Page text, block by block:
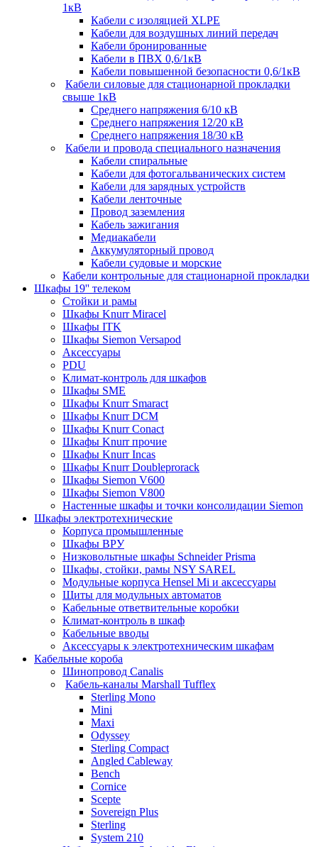
1кВ
Кабели c изоляцией XLPE
Кабели для воздушных линий передач
Кабели бронированные
Кабели в ПВХ 0,6/1кВ
Кабели повышенной безопасности 0,6/1кВ
Кабели силовые для стационарной прокладки
свыше 1кВ
Среднего напряжения 6/10 кВ
Среднего напряжения 12/20 кВ
Среднего напряжения 18/30 кВ
Кабели и провода специального назначения
Кабели спиральные
Кабели для фотогальванических систем
Кабели для зарядных устройств
Кабели ленточные
Провод заземления
Кабель зажигания
Медиакабели
Аккумуляторный провод
Кабели судовые и морские
Кабели контрольные для стационарной прокладки
Шкафы 19'' телеком
Стойки и рамы
Шкафы Knurr Miracel
Шкафы ITK
Шкафы Siemon Versapod
Аксессуары
PDU
Климат-контроль для шкафов
Шкафы SME
Шкафы Knurr Smaract
Шкафы Knurr DCM
Шкафы Knurr Conact
Шкафы Knurr прочие
Шкафы Knurr Incas
Шкафы Knurr Doubleprorack
Шкафы Siemon V600
Шкафы Siemon V800
Настенные шкафы и точки консолидации Siemon
Шкафы электротехнические
Корпуса промышленные
Шкафы ВРУ
Низковольтные шкафы Schneider Prisma
Шкафы, стойки, рамы NSY SAREL
Модульные корпуса Hensel Mi и аксессуары
Щиты для модульных автоматов
Кабельные ответвительные коробки
Климат-контроль в шкаф
Кабельные вводы
Аксессуары к электротехническим шкафам
Кабельные короба
Шинопровод Canalis
Кабель-каналы Marshall Tufflex
Sterling Mono
Mini
Maxi
Odyssey
Sterling Compact
Angled Cableway
Bench
Cornice
Scepte
Sovereign Plus
Sterling
System 210